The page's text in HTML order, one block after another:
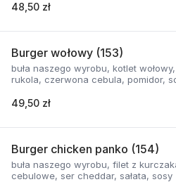
48,50 zł
Burger wołowy (153)
buła naszego wyrobu, kotlet wołowy,
rukola, czerwona cebula, pomidor,
49,50 zł
Burger chicken panko (154)
buła naszego wyrobu, filet z
cebulowe, ser cheddar, sałata, sosy